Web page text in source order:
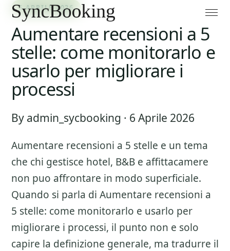
6 APRILE 2026
Aumentare recensioni a 5
stelle: come monitorarlo e
usarlo per migliorare i
processi
By admin_sycbooking · 6 Aprile 2026
Aumentare recensioni a 5 stelle e un tema
che chi gestisce hotel, B&B e affittacamere
non puo affrontare in modo superficiale.
Quando si parla di Aumentare recensioni a
5 stelle: come monitorarlo e usarlo per
migliorare i processi, il punto non e solo
capire la definizione generale, ma tradurre il